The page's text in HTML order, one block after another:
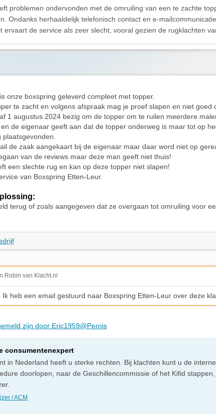
problemen ondervonden met de omruiling van een te zachte
Ondanks herhaaldelijk telefonisch contact en e-
de service als zeer slecht, vooral gezien de rugklachten
onze boxspring geleverd compleet met topper.
te zacht en volgens afspraak mag je proef slapen en niet goed
1 augustus 2024 bezig om de topper om te ruilen meerdere
de eigenaar geeft aan dat de topper onderweg is maar tot op
de zaak aangekaart bij de eigenaar maar daar word niet op
van de reviews maar deze man geeft niet thuis!
een slechte rug en kan op deze topper niet slapen!
van Boxspring Etten-Leur.
terug of zoals aangegeven dat ze overgaan tot omruiling voor
Robin van Klacht.nl
Ik heb een email gestuurd naar Boxspring Etten-Leur over deze
zijn door Eric1959@Pernis
consumentenexpert
in Nederland heeft u sterke rechten. Bij klachten kunt u de interne
doorlopen, naar de Geschillencommissie of het Kifid
/ ACM